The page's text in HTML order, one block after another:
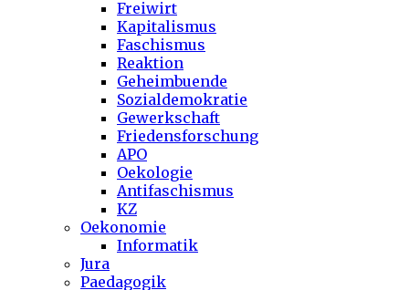
Freiwirt
Kapitalismus
Faschismus
Reaktion
Geheimbuende
Sozialdemokratie
Gewerkschaft
Friedensforschung
APO
Oekologie
Antifaschismus
KZ
Oekonomie
Informatik
Jura
Paedagogik